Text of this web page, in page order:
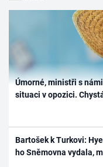
Úmorné, ministři s
situaci v opozici.
Bartošek k Turkovi:
ho Sněmovna vydala,